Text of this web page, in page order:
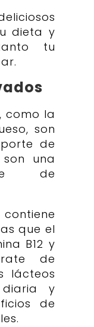
dieta y
tu
como la
son
de
una
de
que el
B12 y
de
lácteos
y
de